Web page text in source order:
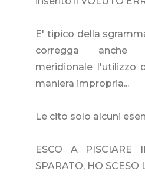
E' tipico della
corregga anche
meridionale l'utilizzo
maniera impropria...
Le cito solo alcuni
ESCO A PISCIARE
SPARATO, HO SCESO